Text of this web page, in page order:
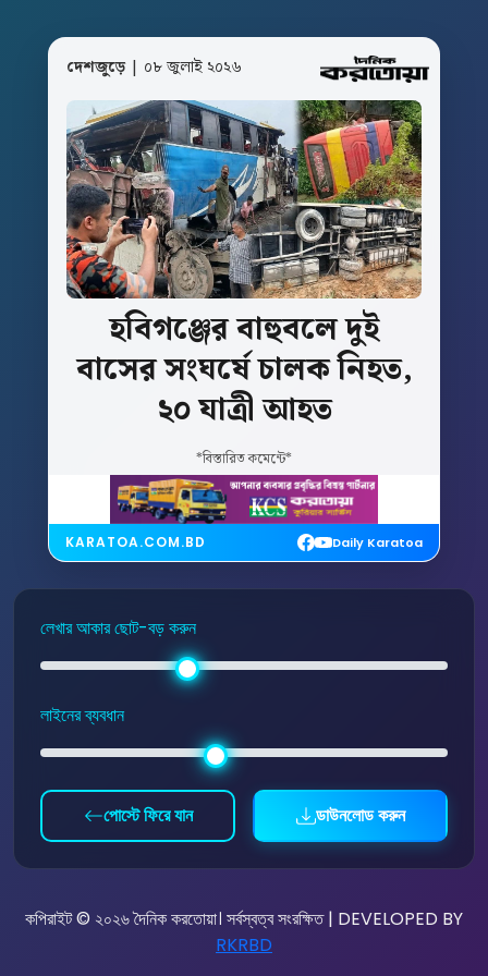
দেশজুড়ে| ০৮ জুলাই ২০২৬
হবিগঞ্জেরবাহুবলেদুই
বাসেরসংঘর্ষেচালকনিহত,
২০যাত্রীআহত
*বিস্তারিত কমেন্টে*
KARATOA.COM.BD Daily Karatoa
লেখার আকার ছোট-বড় করুন
লাইনের ব্যবধান
পোস্টে ফিরে যান ডাউনলোড করুন
কপিরাইট © ২০২৬ দৈনিক করতোয়া। সর্বস্বত্ব সংরক্ষিত | DEVELOPED BY
RKRBD